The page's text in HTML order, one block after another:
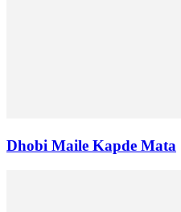
Dhobi Maile Kapde Mata